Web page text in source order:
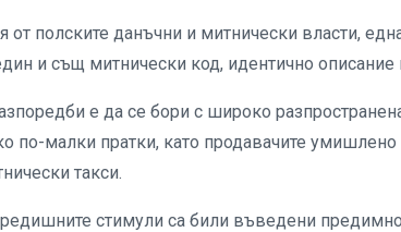
от полските данъчни и митнически власти,
и същ митнически код, идентично
е да се бори с широко
по-малки пратки, като продавачите умишлено
такси.
стимули са били въведени